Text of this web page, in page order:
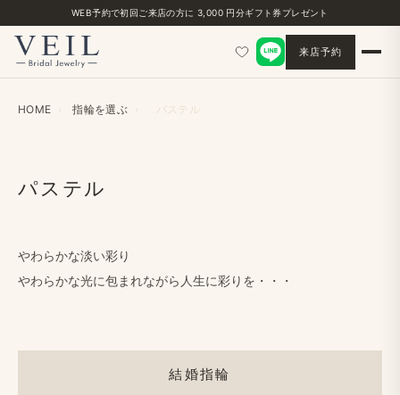
WEB予約で​初回ご来店の​方に​ 3,000 円分ギフト券プレゼント
来店予約
HOME › 指輪を​選ぶ › パステル
パステル
結婚指輪
やわらかな​淡い​彩り
やわらかな​光に​包まれながら​人生に​彩りを・・・